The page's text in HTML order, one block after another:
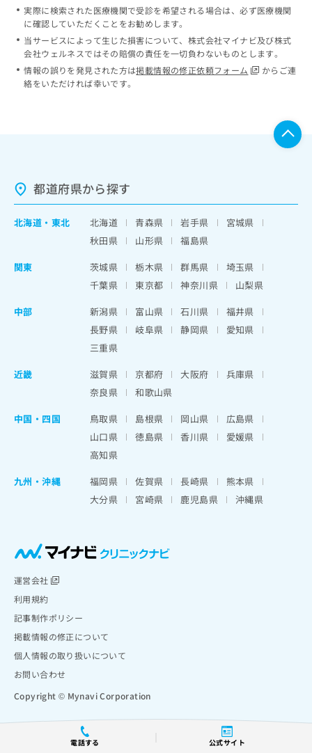
電話する 公式サイト
実際に検索された医療機関で受診を希望される場合は、必ず医療機関
に確認していただくことをお勧めします。
当サービスによって生じた損害について、株式会社マイナビ及び株式
会社ウェルネスではその賠償の責任を一切負わないものとします。
情報の誤りを発見された方は掲載情報の修正依頼フォーム
からご連
絡をいただければ幸いです。
都道府県から探す
北海道 ・ 東北 北海道 青森県 岩手県
宮城県
秋田県
山形県
福島県
関東
茨城県 栃木県 群馬県
埼玉県
千葉県
東京都 神奈川県
山梨県
中部
新潟県 富山県 石川県
福井県
長野県
岐阜県 静岡県
愛知県
三重県
近畿
滋賀県 京都府 大阪府
兵庫県
奈良県
和歌山県
中国・四国
鳥取県 島根県 岡山県
広島県
山口県
徳島県 香川県
愛媛県
高知県
九州・沖縄
福岡県 佐賀県 長崎県
熊本県
大分県
宮崎県 鹿児島県 沖縄県
運営会社
利用規約
記事制作ポリシー
掲載情報の修正について
個人情報の取り扱いについて
お問い合わせ
Copyright © Mynavi Corporation